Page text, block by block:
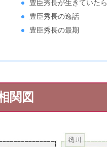
豊臣秀長が生きていたら
豊臣秀長の逸話
豊臣秀長の最期
関図